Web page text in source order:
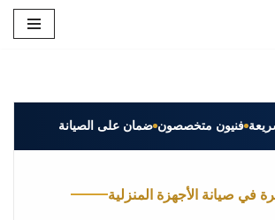
فنيون متخصصون ضمان على الصيانة
في صيانة الأجهزة المنزلية